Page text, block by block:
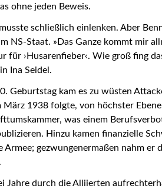
ohne jeden Beweis.
schließlich einlenken. Aber
NS-Staat. »Das Ganze kommt mir
für ›Husarenfieber‹. Wie groß fing
Ina Seidel.
Geburtstag kam es zu wüsten
1938 folgte, von höchster
was einem
Hinzu kamen finanzielle
gezwungenermaßen nahm
Jahre durch die Alliierten